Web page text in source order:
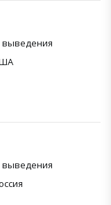
выведения
выведения